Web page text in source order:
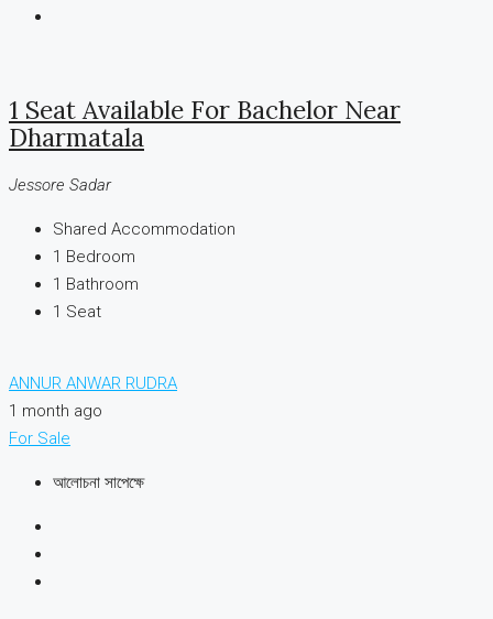
1 Seat Available For Bachelor Near
Dharmatala
Jessore Sadar
Shared Accommodation
1 Bedroom
1 Bathroom
1 Seat
ANNUR ANWAR RUDRA
1 month ago
For Sale
আলোচনা সাপেক্ষে